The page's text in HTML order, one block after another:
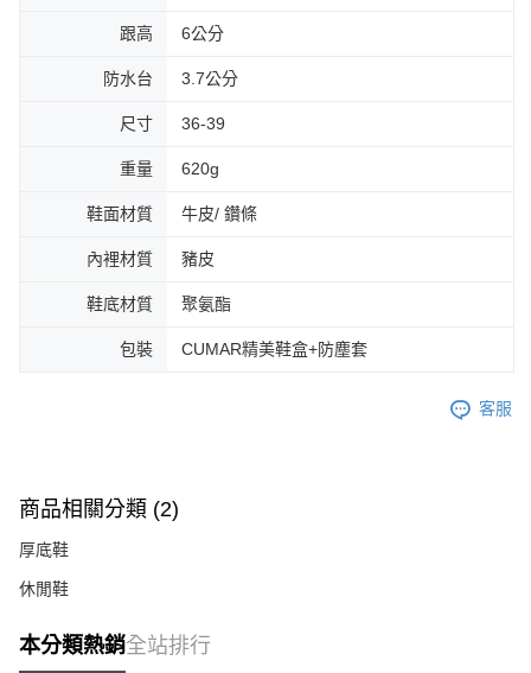
跟高 6公分
防水台 3.7公分
尺寸 36-39
重量 620g
鞋面材質 牛皮/ 鑽條
內裡材質 豬皮
鞋底材質 聚氨酯
包裝 CUMAR精美鞋盒+防塵套
客服
商品相關分類 (2)
厚底鞋
休閒鞋
本分類熱銷全站排行